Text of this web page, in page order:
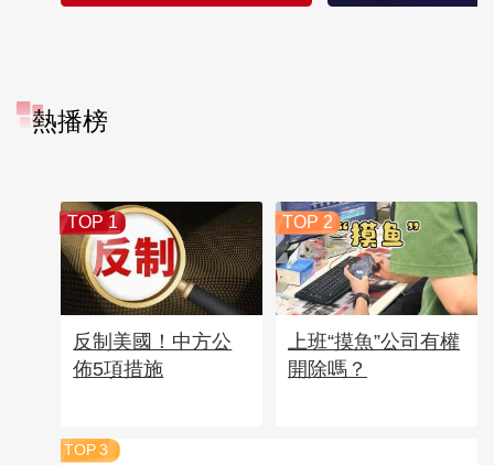
熱播榜
TOP 1
反制美國！中方公
佈5項措施
TOP 2
上班“摸魚”公司有權
開除嗎？
TOP 3